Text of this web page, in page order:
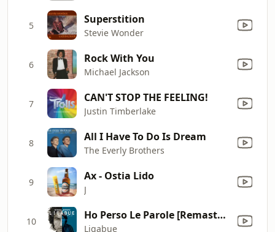
5 Superstition
Stevie Wonder
6 Rock With You
Michael Jackson
7 CAN'T STOP THE FEELING!
Justin Timberlake
8 All I Have To Do Is Dream
The Everly Brothers
9 Ax - Ostia Lido
J
10 Ho Perso Le Parole [Remastered]
Ligabue